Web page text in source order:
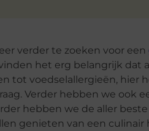
verder te zoeken voor een
het erg belangrijk dat
tot voedselallergieën, hier
Verder hebben we ook
hebben we de aller
genieten van een